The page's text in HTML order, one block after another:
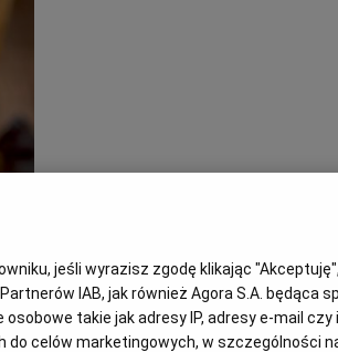
jeśli wyrazisz zgodę klikając
IAB, jak również Agora S.A. będąca
takie jak adresy IP, adresy e-mail
do celów marketingowych, w szczególności